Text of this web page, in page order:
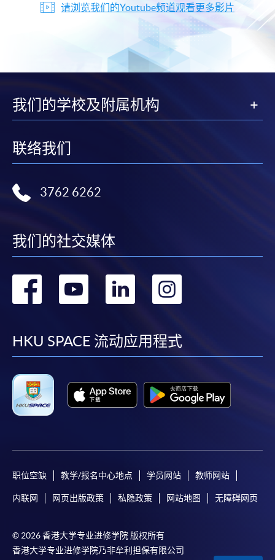
请浏览我们的Youtube频道观看更多影片
我们的学校及附属机构
联络我们
3762 6262
我们的社交媒体
转
facebook
转
youtube
转
linkedin
转
HKU SPACE 流动应用程式
职位空缺 教学/报名中心地点 学员网站 教师网站
内联网 网页出版政策 私隐政策 网站地图 无障碍网页
© 2026 香港大学专业进修学院 版权所有
香港大学专业进修学院乃非牟利担保有限公司